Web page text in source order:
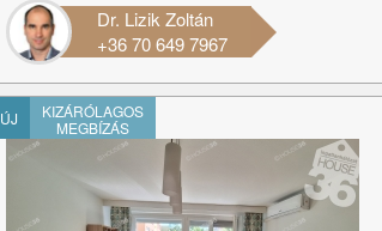
Dr. Lizik Zoltán
+36 70 649 7967
ÚJ
KIZÁRÓLAGOS
MEGBÍZÁS